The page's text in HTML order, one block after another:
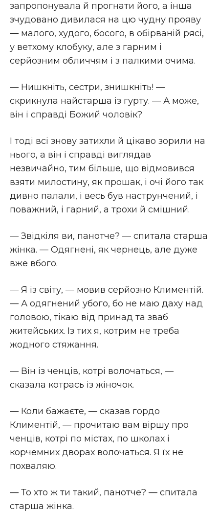
запропонувала й прогнати його, а інша
зчудовано дивилася на цю чудну прояву
— малого, худого, босого, в обірваній рясі,
у ветхому клобуку, але з гарним і
серйозним обличчям і з палкими очима.
— Нишкніть, сестри, знишкніть! —
скрикнула найстарша із гурту. — А може,
він і справді Божий чоловік?
І тоді всі знову затихли й цікаво зорили на
нього, а він і справді виглядав
незвичайно, тим більше, що відмовився
взяти милостину, як прошак, і очі його так
дивно палали, і весь був наструнчений, і
поважний, і гарний, а трохи й смішний.
— Звідкіля ви, панотче? — спитала старша
жінка. — Одягнені, як чернець, але дуже
вже вбого.
— Я із світу, — мовив серйозно Климентій.
— А одягнений убого, бо не маю даху над
головою, тікаю від принад та зваб
житейських. Із тих я, котрим не треба
жодного стяжання.
— Він із ченців, котрі волочаться, —
сказала котрась із жіночок.
— Коли бажаєте, — сказав гордо
Климентій, — прочитаю вам віршу про
ченців, котрі по містах, по школах і
корчемних дворах волочаться. Я їх не
похваляю.
— То хто ж ти такий, панотче? — спитала
старша жінка.